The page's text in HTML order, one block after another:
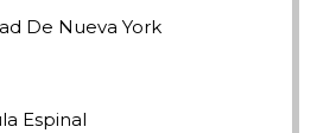
De Nueva York
Espinal